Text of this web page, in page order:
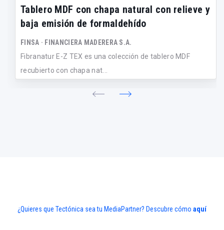
Tablero MDF con chapa natural con relieve y
baja emisión de formaldehído
FINSA · FINANCIERA MADERERA S.A.
Fibranatur E-Z TEX es una colección de tablero MDF
recubierto con chapa nat...
¿Quieres que Tectónica sea tu MediaPartner? Descubre cómo aquí